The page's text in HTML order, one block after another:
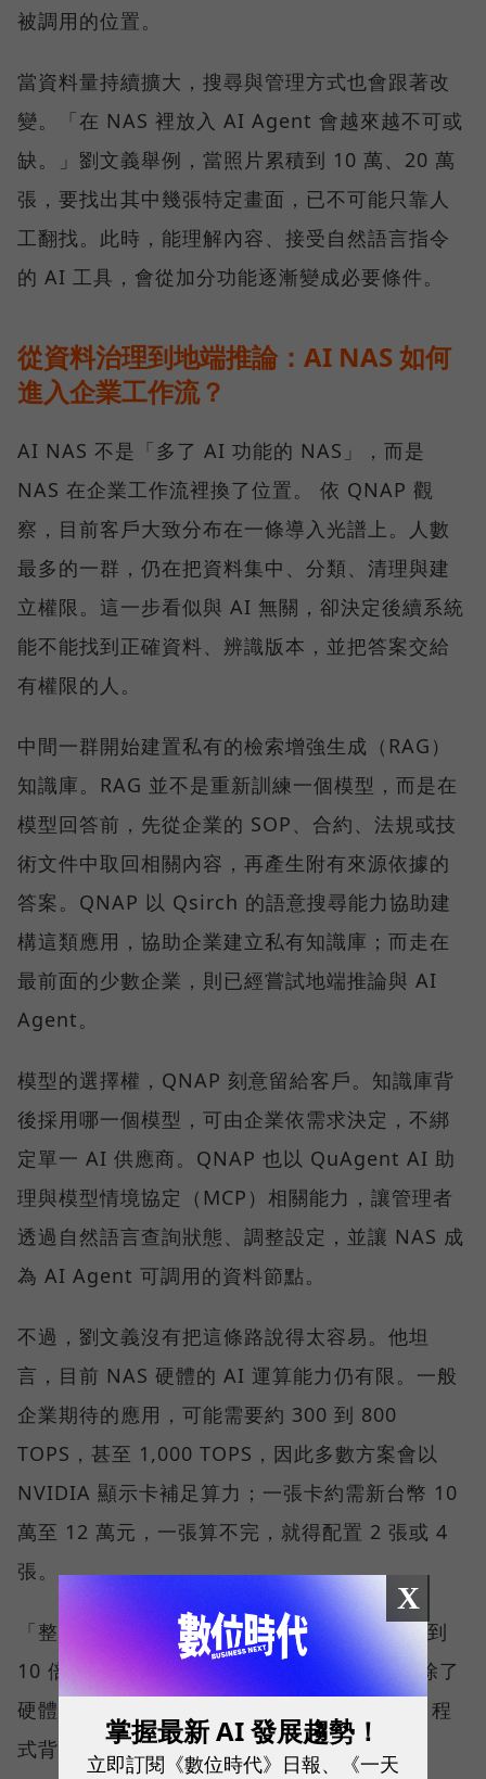
被調用的位置。
當資料量持續擴大，搜尋與管理方式也會跟著改
變。「在 NAS 裡放入 AI Agent 會越來越不可或
缺。」劉文義舉例，當照片累積到 10 萬、20 萬
張，要找出其中幾張特定畫面，已不可能只靠人
工翻找。此時，能理解內容、接受自然語言指令
的 AI 工具，會從加分功能逐漸變成必要條件。
從資料治理到地端推論：AI NAS 如何
進入企業工作流？
AI NAS 不是「多了 AI 功能的 NAS」，而是
NAS 在企業工作流裡換了位置。 依 QNAP 觀
察，目前客戶大致分布在一條導入光譜上。人數
最多的一群，仍在把資料集中、分類、清理與建
立權限。這一步看似與 AI 無關，卻決定後續系統
能不能找到正確資料、辨識版本，並把答案交給
有權限的人。
中間一群開始建置私有的檢索增強生成（RAG）
知識庫。RAG 並不是重新訓練一個模型，而是在
模型回答前，先從企業的 SOP、合約、法規或技
術文件中取回相關內容，再產生附有來源依據的
答案。QNAP 以 Qsirch 的語意搜尋能力協助建
構這類應用，協助企業建立私有知識庫；而走在
最前面的少數企業，則已經嘗試地端推論與 AI
Agent。
模型的選擇權，QNAP 刻意留給客戶。知識庫背
後採用哪一個模型，可由企業依需求決定，不綁
定單一 AI 供應商。QNAP 也以 QuAgent AI 助
理與模型情境協定（MCP）相關能力，讓管理者
透過自然語言查詢狀態、調整設定，並讓 NAS 成
為 AI Agent 可調用的資料節點。
不過，劉文義沒有把這條路說得太容易。他坦
言，目前 NAS 硬體的 AI 運算能力仍有限。一般
企業期待的應用，可能需要約 300 到 800
TOPS，甚至 1,000 TOPS，因此多數方案會以
NVIDIA 顯示卡補足算力；一張卡約需新台幣 10
萬至 12 萬元，一張算不完，就得配置 2 張或 4
張。
「整體成本可能是過去單獨一台 NAS 的 5 倍到
10 倍，並不是大部分中小企業都能接受。」除了
硬體，使用者還需要 AI 應用的 Know-how、程
式背景與開發資源，這些都是落地成本。
X
掌握最新 AI 發展趨勢！
立即訂閱《數位時代》日報、《一天